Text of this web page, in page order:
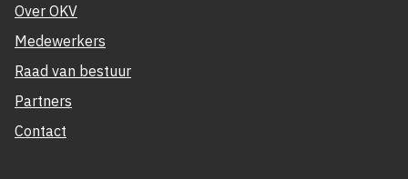
Over OKV
Medewerkers
Raad van bestuur
Partners
Contact